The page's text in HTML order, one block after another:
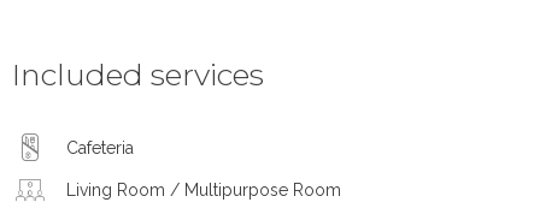
Included services
Cafeteria
Living Room / Multipurpose Room